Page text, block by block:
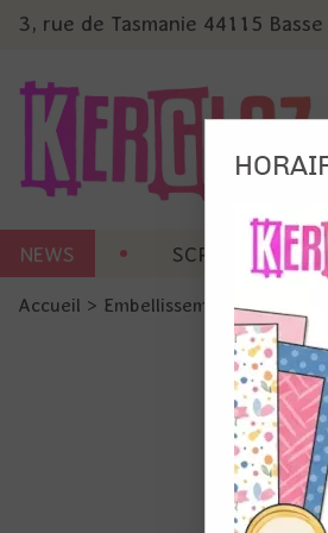
3, rue de Tasmanie 44115
NEWS SCRAP CARTERIE
Accueil > Embellissement >